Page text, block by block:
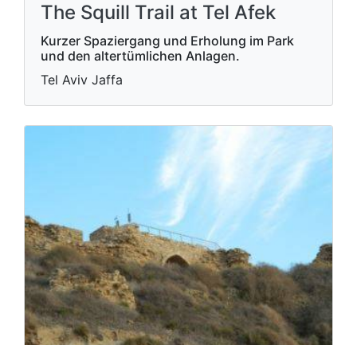
The Squill Trail at Tel Afek
Kurzer Spaziergang und Erholung im Park
und den altertümlichen Anlagen.
Tel Aviv Jaffa